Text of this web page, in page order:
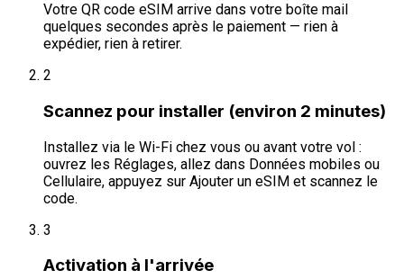
Votre QR code eSIM arrive dans votre boîte mail
quelques secondes après le paiement — rien à
expédier, rien à retirer.
2
Scannez pour installer (environ 2 minutes)
Installez via le Wi-Fi chez vous ou avant votre vol :
ouvrez les Réglages, allez dans Données mobiles ou
Cellulaire, appuyez sur Ajouter un eSIM et scannez le
code.
3
Activation à l'arrivée